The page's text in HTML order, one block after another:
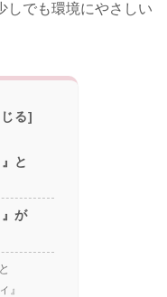
しでも環境にやさしい
と
』が
』